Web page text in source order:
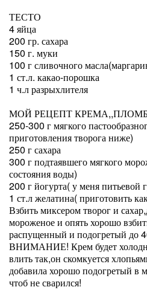
ТЕСТО
4 яйца
200 гр. сахара
150 г. муки
100 г сливочного
1 ст.л. какао-порошка
1 ч.л разрыхлителя
МОЙ РЕЦЕПТ
250-300 г мягкого
приготовления творога ниже)
250 г сахара
300 г подтаявшего мягкого
состояния воды)
200 г йогурта( у меня питьевой
1 ст.л желатина( приготовить
Взбить миксером творог и
мороженое и опять хорошо
распущенный и подогретый до
ВНИМАНИЕ! Крем будет
влить так,он скомкуется
добавила хорошо подогретый в
чтоб не сварился!